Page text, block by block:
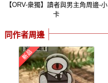
【ORV-衆獨】讀者與男主角周邊-小
卡
同作者周邊